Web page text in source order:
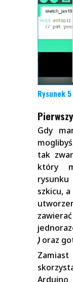
Rysunek 5
Gdy
tak
który
szkicu,
) oraz